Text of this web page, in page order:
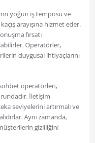
yoğun iş temposu ve
arayışına hizmet eder.
fırsatı
Operatörler,
duygusal ihtiyaçlarını
operatörleri,
İletişim
seviyelerini artırmalı ve
Aynı zamanda,
gizliliğini